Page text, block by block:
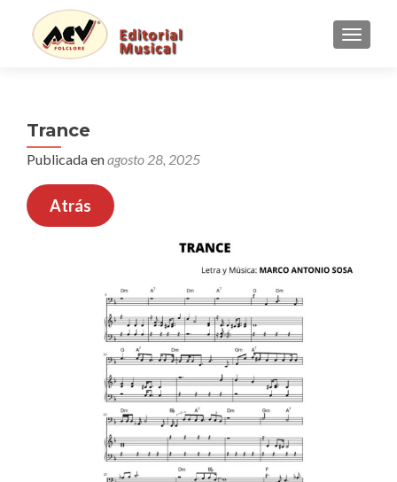
Trance
Publicada enagosto 28, 2025
Atrás